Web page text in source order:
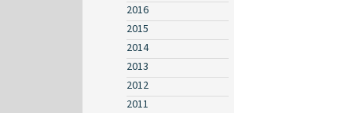
2016
2015
2014
2013
2012
2011